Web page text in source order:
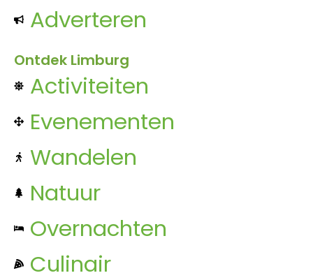
Adverteren
Ontdek Limburg
Activiteiten
Evenementen
Wandelen
Natuur
Overnachten
Culinair